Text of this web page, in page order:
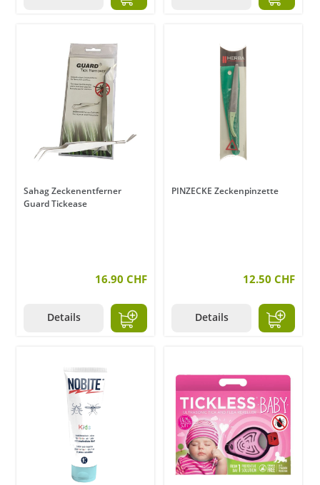
Sahag Zeckenentferner
Guard Tickease
16.90 CHF
Details
PINZECKE Zeckenpinzette
12.50 CHF
Details